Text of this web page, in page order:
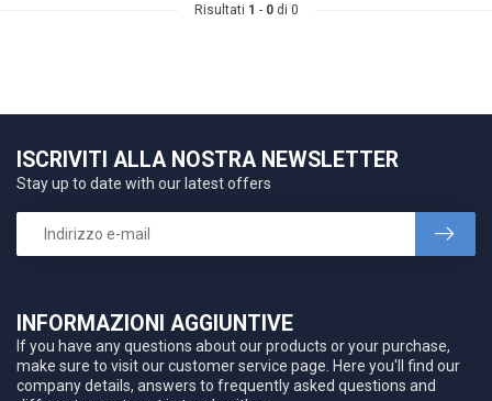
Risultati 1 - 0di 0
INFORMAZIONI AGGIUNTIVE
If you have any questions about our products or your purchase,
make sure to visit our customer service page. Here you'll find our
company details, answers to frequently asked questions and
ISCRIVITI ALLA NOSTRA NEWSLETTER
Stay up to date with our latest offers